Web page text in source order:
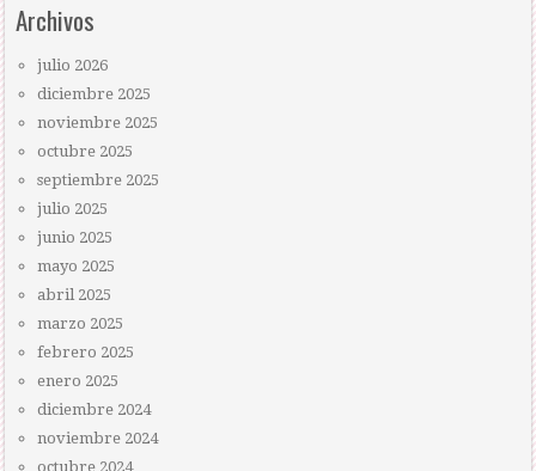
Archivos
julio 2026
diciembre 2025
noviembre 2025
octubre 2025
septiembre 2025
julio 2025
junio 2025
mayo 2025
abril 2025
marzo 2025
febrero 2025
enero 2025
diciembre 2024
noviembre 2024
octubre 2024